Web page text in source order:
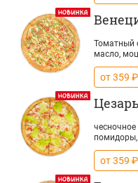
Томатный
масло,
от 359 ₽
Цезарь
помидоры,
от 359 ₽